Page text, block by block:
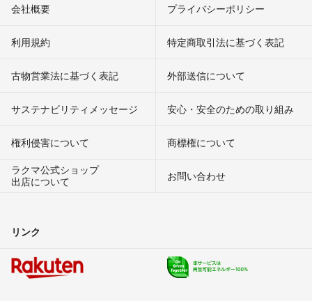
会社概要 プライバシーポリシー
利用規約 特定商取引法に基づく表記
古物営業法に基づく表記 外部送信について
サステナビリティメッセージ 安心・安全のための取り組み
権利侵害について
商標権について
ラクマ公式ショップ
出店について
お問い合わせ
リンク